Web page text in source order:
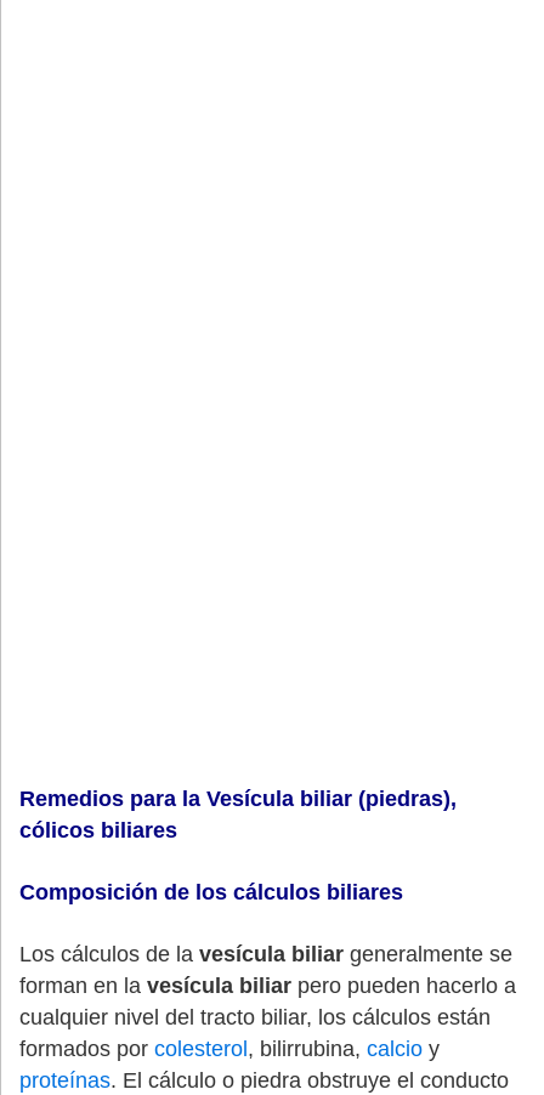
Remedios para la Vesícula biliar (piedras),
cólicos biliares
Composición de los cálculos biliares
Los cálculos de la vesícula biliar generalmente se
forman en la vesícula biliar pero pueden hacerlo a
cualquier nivel del tracto biliar, los cálculos están
formados por colesterol , bilirrubina, calcio y
proteínas. El cálculo o piedra obstruye el conducto